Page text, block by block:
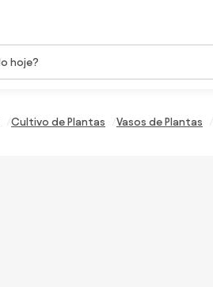
Cultivo de Plantas Vasos de Plantas